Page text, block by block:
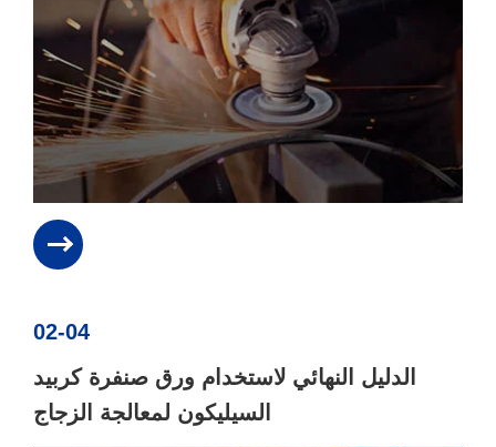
02-04
الدليل النهائي لاستخدام ورق صنفرة كربيد
السيليكون لمعالجة الزجاج